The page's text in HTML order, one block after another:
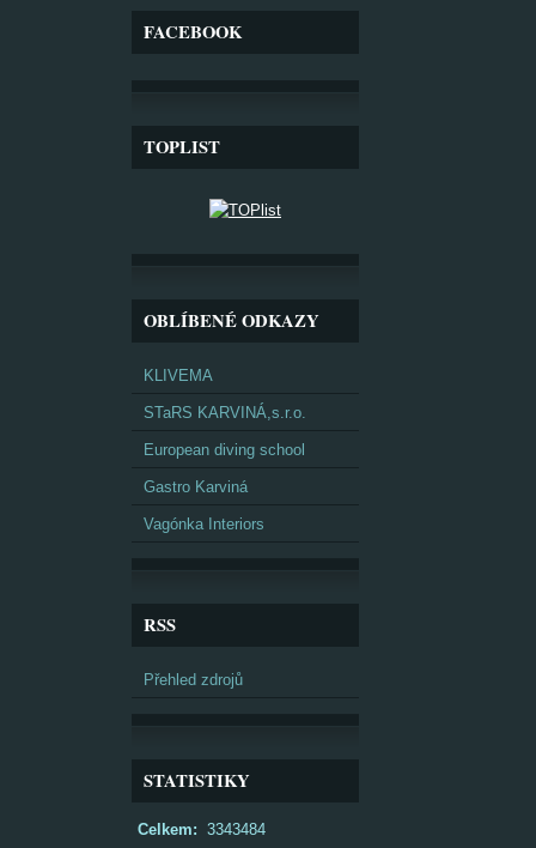
FACEBOOK
TOPLIST
OBLÍBENÉ ODKAZY
KLIVEMA
STaRS KARVINÁ,s.r.o.
European diving school
Gastro Karviná
Vagónka Interiors
RSS
Přehled zdrojů
STATISTIKY
Celkem: 3343484